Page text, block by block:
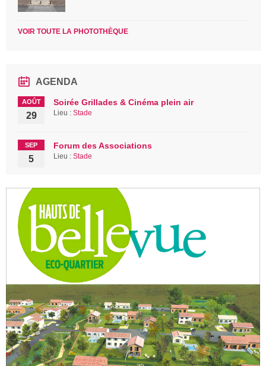
VOIR TOUTE LA PHOTOTHÈQUE
AGENDA
AOÛT
29
Soirée Grillades & Cinéma plein air
Lieu : Stade
SEP
5
Forum des Associations
Lieu : Stade